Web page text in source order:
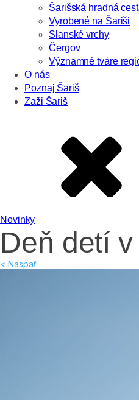
Šarišská hradná
Vyrobené na Šariši
Slanské vrchy
Čergov
Významné tváre
O nás
Poznaj Šariš
Zaži Šariš
Novinky
Deň detí
< Naspäť